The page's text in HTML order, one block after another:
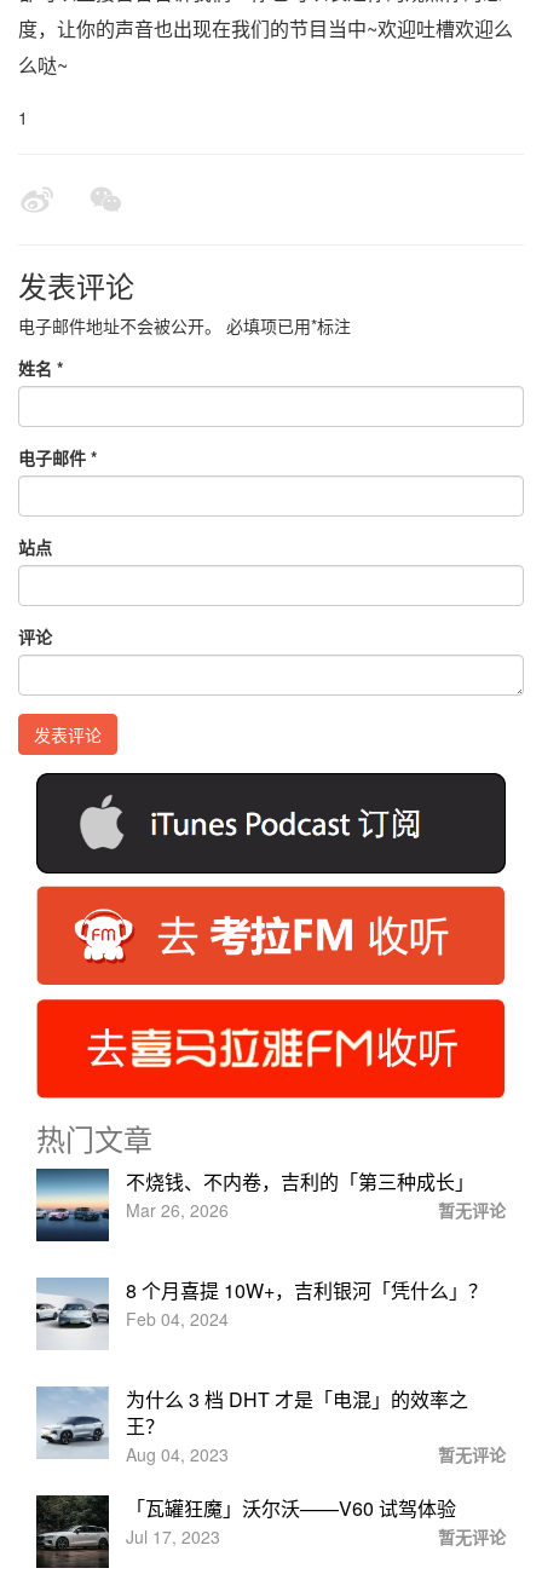
度，让你的声音也出现在我们的节目当中~欢迎吐槽欢迎么
么哒~
1
发表评论
电子邮件地址不会被公开。 必填项已用*标注
姓名 *
电子邮件 *
站点
评论
热门文章
不烧钱、不内卷，吉利的「第三种成长」
Mar 26, 2026 暂无评论
8 个月喜提 10W+，吉利银河「凭什么」？
Feb 04, 2024
为什么 3 档 DHT 才是「电混」的效率之
王？
Aug 04, 2023 暂无评论
「瓦罐狂魔」沃尔沃——V60 试驾体验
Jul 17, 2023 暂无评论